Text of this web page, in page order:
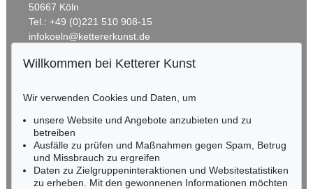
Auktion 520 - Lot 383
Dibon
Ergebnis:€ 200.000
50667 Köln
Tel.: +49 (0)221 510 908-15
infokoeln@kettererkunst.de
RHEINLAND-PFALZ
Miriam Heß
Tel.: +49 (0)62 21 58 80-038
Fax: +49 (0)62 21 58 80-595
infoheidelberg@kettererkunst.de
Willkommen bei Ketterer Kunst
Wir verwenden Cookies und Daten, um
unsere Website und Angebote anzubieten und zu
betreiben
Ausfälle zu prüfen und Maßnahmen gegen Spam, Betrug
und Missbrauch zu ergreifen
Daten zu Zielgruppeninteraktionen und Websitestatistiken
zu erheben. Mit den gewonnenen Informationen möchten